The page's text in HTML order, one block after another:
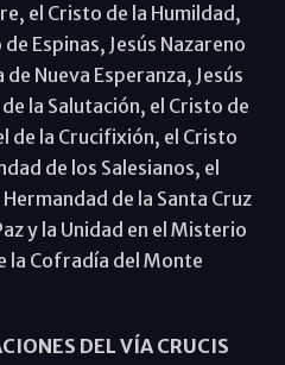
el Cristo de la Humildad,
Espinas, Jesús Nazareno
Nueva Esperanza, Jesús
la Salutación, el Cristo de
de la Crucifixión, el Cristo
de los Salesianos, el
de la Santa Cruz
y la Unidad en el Misterio
la Cofradía del Monte
DEL VÍA CRUCIS